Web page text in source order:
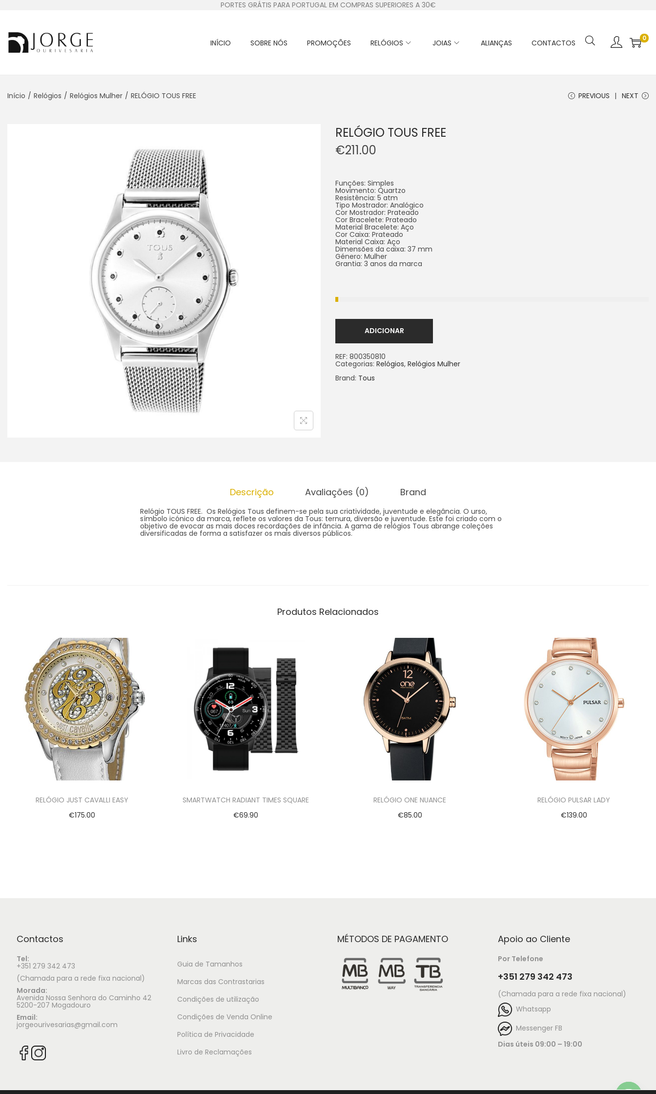
PORTES GRÁTIS PARA PORTUGAL EM COMPRAS SUPERIORES A 30€
INÍCIO SOBRE NÓS PROMOÇÕES RELÓGIOS JOIAS ALIANÇAS CONTACTOS 0
Início / Relógios / Relógios Mulher / RELÓGIO TOUS FREE PREVIOUS NEXT
RELÓGIO TOUS FREE
€211.00
Funções: Simples
Movimento: Quartzo
Resistência: 5 atm
Tipo Mostrador: Analógico
Cor Mostrador: Prateado
Cor Bracelete: Prateado
Material Bracelete: Aço
Cor Caixa: Prateado
Material Caixa: Aço
Dimensões da caixa: 37 mm
Género: Mulher
Grantia: 3 anos da marca
ADICIONAR
REF: 800350810
Categorias: Relógios, Relógios Mulher
Brand: Tous
Descrição Avaliações (0) Brand
Relógio TOUS FREE. Os Relógios Tous definem-se pela sua criatividade, juventude e elegância. O urso,
símbolo icónico da marca, reflete os valores da Tous: ternura, diversão e juventude. Este foi criado com o
objetivo de evocar as mais doces recordações de infância. A gama de relógios Tous abrange coleções
diversificadas de forma a satisfazer os mais diversos públicos.
Produtos Relacionados
RELÓGIO JUST CAVALLI EASY
€175.00
SMARTWATCH RADIANT TIMES SQUARE
€69.90
RELÓGIO ONE NUANCE
€85.00
RELÓGIO PULSAR LADY
€139.00
Contactos
Tel:
+351 279 342 473
(Chamada para a rede fixa nacional)
Morada:
Avenida Nossa Senhora do Caminho 42
5200-207 Mogadouro
Email:
jorgeourivesarias@gmail.com
Links
Guia de Tamanhos
Marcas das Contrastarias
Condições de utilização
Condições de Venda Online
Política de Privacidade
Livro de Reclamações
MÉTODOS DE PAGAMENTO Apoio ao Cliente
Por Telefone
+351 279 342 473
(Chamada para a rede fixa nacional)
Whatsapp
Messenger FB
Dias úteis 09:00 – 19:00